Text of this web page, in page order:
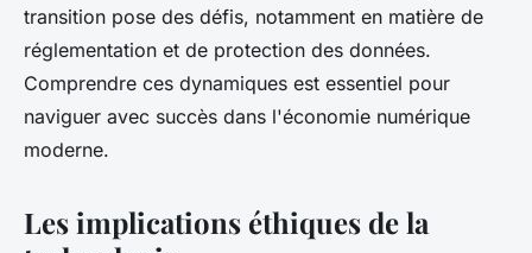
transition pose des défis, notamment en matière de
réglementation et de protection des données.
Comprendre ces dynamiques est essentiel pour
naviguer avec succès dans l'économie numérique
moderne.
Les implications éthiques de la